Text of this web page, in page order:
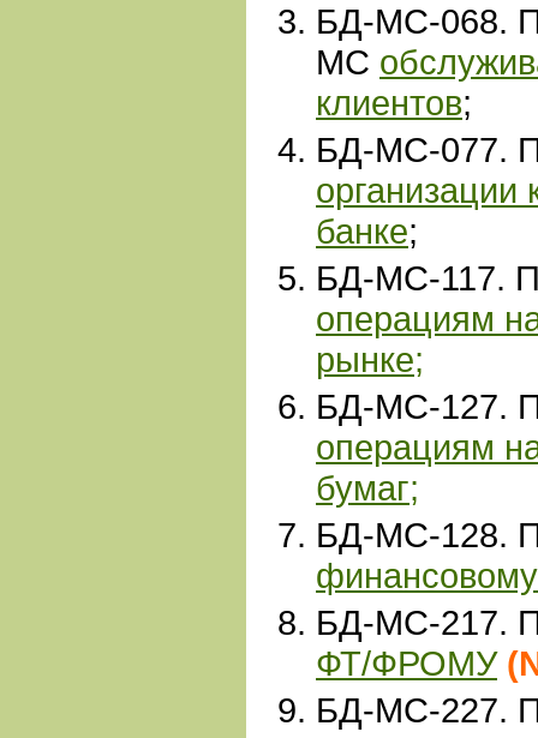
БД-МС-068.
МС
клиентов;
БД-МС-077.
организации
банке;
БД-МС-117.
операциям
рынке;
БД-МС-127.
операциям
бумаг;
БД-МС-128.
БД-МС-217.
ФТ/ФРОМУ
БД-МС-227.